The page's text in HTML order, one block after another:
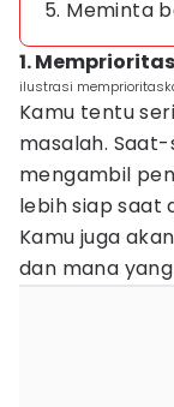
5. Meminta
1.
ilustrasi
Kamu tentu
masalah.
mengambil
lebih siap saat
Kamu juga
dan mana